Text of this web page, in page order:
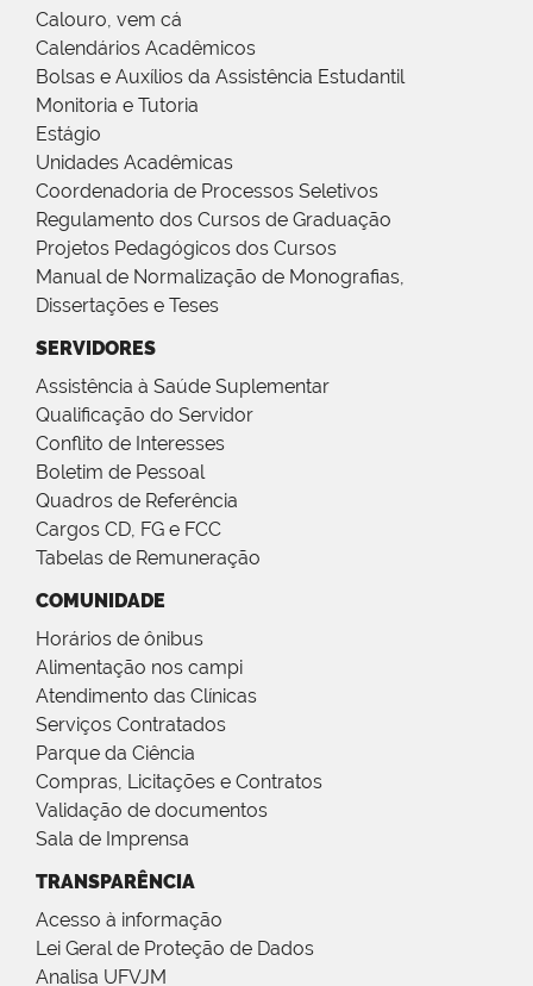
Calouro, vem cá
Calendários Acadêmicos
Bolsas e Auxílios da Assistência Estudantil
Monitoria e Tutoria
Estágio
Unidades Acadêmicas
Coordenadoria de Processos Seletivos
Regulamento dos Cursos de Graduação
Projetos Pedagógicos dos Cursos
Manual de Normalização de Monografias,
Dissertações e Teses
SERVIDORES
Assistência à Saúde Suplementar
Qualificação do Servidor
Conflito de Interesses
Boletim de Pessoal
Quadros de Referência
Cargos CD, FG e FCC
Tabelas de Remuneração
COMUNIDADE
Horários de ônibus
Alimentação nos campi
Atendimento das Clínicas
Serviços Contratados
Parque da Ciência
Compras, Licitações e Contratos
Validação de documentos
Sala de Imprensa
TRANSPARÊNCIA
Acesso à informação
Lei Geral de Proteção de Dados
Analisa UFVJM